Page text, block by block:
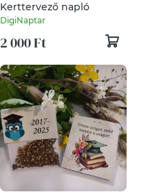
Kerttervező napló
DigiNaptar
2 000 Ft